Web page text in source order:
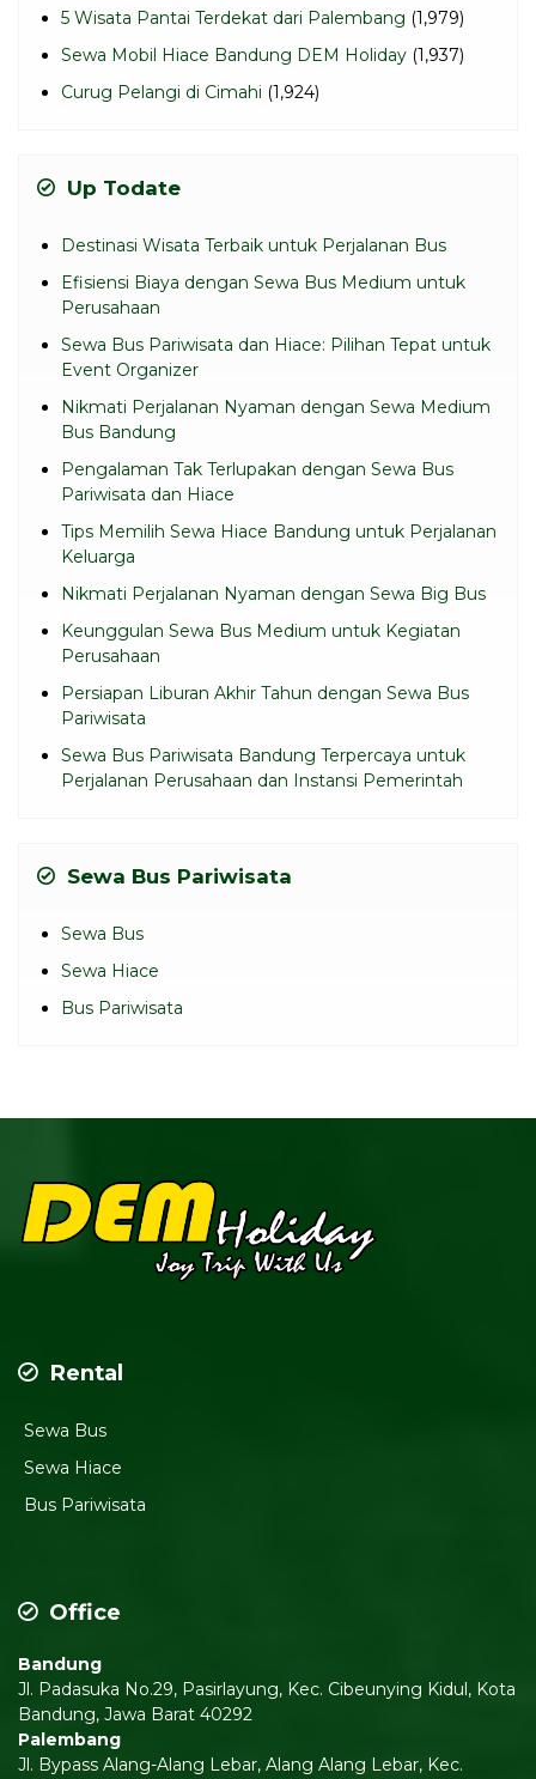
5 Wisata Pantai Terdekat dari Palembang (1,979)
Sewa Mobil Hiace Bandung DEM Holiday (1,937)
Curug Pelangi di Cimahi (1,924)
Up Todate
Destinasi Wisata Terbaik untuk Perjalanan Bus
Efisiensi Biaya dengan Sewa Bus Medium untuk
Perusahaan
Sewa Bus Pariwisata dan Hiace: Pilihan Tepat untuk
Event Organizer
Nikmati Perjalanan Nyaman dengan Sewa Medium
Bus Bandung
Pengalaman Tak Terlupakan dengan Sewa Bus
Pariwisata dan Hiace
Tips Memilih Sewa Hiace Bandung untuk Perjalanan
Keluarga
Nikmati Perjalanan Nyaman dengan Sewa Big Bus
Keunggulan Sewa Bus Medium untuk Kegiatan
Perusahaan
Persiapan Liburan Akhir Tahun dengan Sewa Bus
Pariwisata
Sewa Bus Pariwisata Bandung Terpercaya untuk
Perjalanan Perusahaan dan Instansi Pemerintah
Sewa Bus Pariwisata
Sewa Bus
Sewa Hiace
Bus Pariwisata
Rental
Sewa Bus
Sewa Hiace
Bus Pariwisata
Office
Bandung
Jl. Padasuka No.29, Pasirlayung, Kec. Cibeunying Kidul, Kota
Bandung, Jawa Barat 40292
Palembang
Jl. Bypass Alang-Alang Lebar, Alang Alang Lebar, Kec.